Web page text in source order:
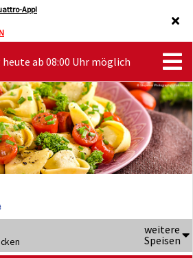
App!
ab 08:00 Uhr möglich
weitere
Speisen